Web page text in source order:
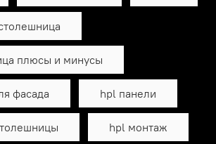
плюсы и минусы
фасада hpl панели
hpl монтаж